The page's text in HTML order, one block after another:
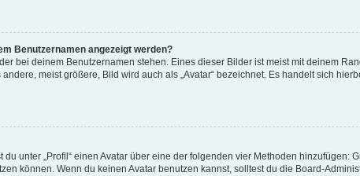
Benutzernamen angezeigt werden?
bei deinem Benutzernamen stehen. Eines dieser Bilder ist meist mit deinem
meist größere, Bild wird auch als „Avatar“ bezeichnet. Es handelt sich
du unter „Profil“ einen Avatar über eine der folgenden vier Methoden
können. Wenn du keinen Avatar benutzen kannst, solltest du die Board-